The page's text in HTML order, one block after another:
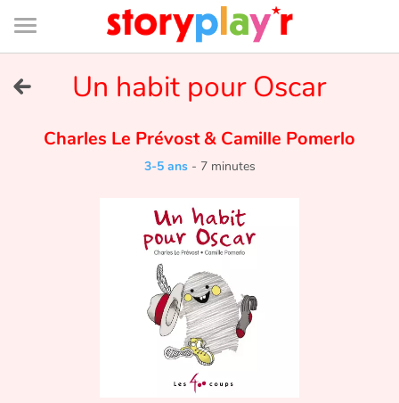
Connexion
Bibliothèque
de
page
Tester gratuitement
Un habit pour Oscar
Charles Le Prévost& Camille Pomerlo
3-5 ans- 7 minutes